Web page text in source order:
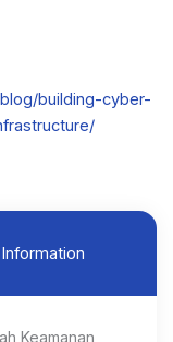
building-cyber-
Keamanan